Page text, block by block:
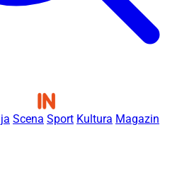
Scena Sport Kultura Magazin